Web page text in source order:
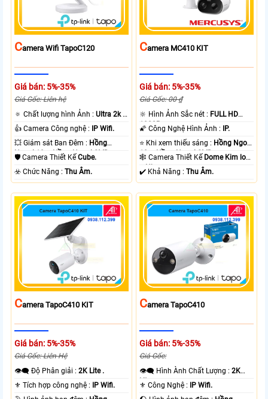
CAmera Wifi TapoC120
Giá bán: 5%-35%
Giá Gốc: Liên hệ
🔅 Chất lượng hình Ảnh :Ultra 2k +
.
👍 Camera Công nghệ : IP Wifi.
💥 Giám sát Ban Đêm : Hồng
Ngoại 10m Hồng Ngoại SMD.
🛡 Camera Thiết KếCube.
️☣️ Chức Năng :Thu Âm.
CAmera MC410 KIT
Giá bán: 5%-35%
Giá Gốc: 00 ₫
🔆 Hình Ảnh Sắc nét : FULL HD
1080P .
🌠 Công Nghệ Hình Ảnh : IP.
⭐ Khi xem thiếu sáng : Hồng Ngoại
10m Hồng Ngoại SMD.
🕸️ Camera Thiết Kế Dome Kim loại
+ Nhựa.
️✔️ Khả Năng :Thu Âm.
CAmera TapoC410 KIT
Giá bán: 5%-35%
Giá Gốc: Liên Hệ
👁️‍🗨 Độ Phân giải :2K Lite .
⚜️ Tích hợp công nghệ : IP Wifi.
CAmera TapoC410
Giá bán: 5%-35%
Giá Gốc:
👁️‍🗨 Hình Ành Chất Lượng :2K
Lite .
⚜️ Công Nghệ : IP Wifi.